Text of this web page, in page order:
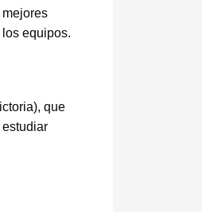
equipos.
que